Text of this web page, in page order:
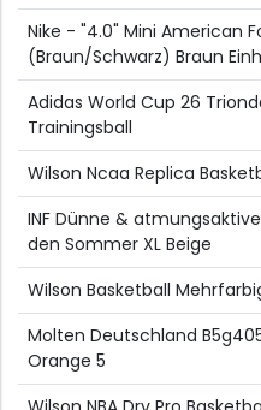
Nike - "4.0" Mini American
(Braun/Schwarz) Braun
Adidas World Cup 26
Trainingsball
Wilson Ncaa Replica
INF Dünne &
den Sommer XL Beige
Wilson Basketball
Molten Deutschland
Orange 5